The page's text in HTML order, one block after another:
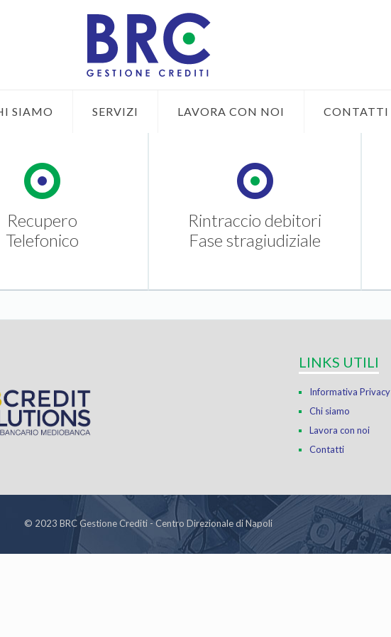
SIAMO SERVIZI LAVORA CON NOI CONTATTI
Recupero
Telefonico
Rintraccio debitori
Fase stragiudiziale
LINKS UTILI
Informativa Privacy
Chi siamo
Lavora con noi
Contatti
© 2023 BRC Gestione Crediti - Centro Direzionale di Napoli